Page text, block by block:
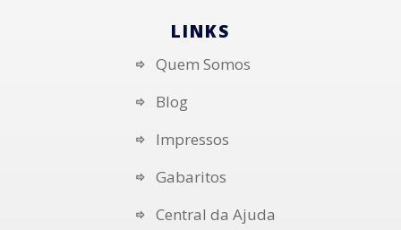
LINKS
Quem Somos
Blog
Impressos
Gabaritos
Central da Ajuda